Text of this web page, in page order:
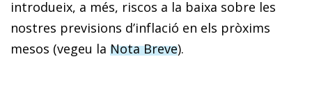
introdueix, a més, riscos a la baixa sobre les
nostres previsions d’inflació en els pròxims
mesos (vegeu la Nota Breve).